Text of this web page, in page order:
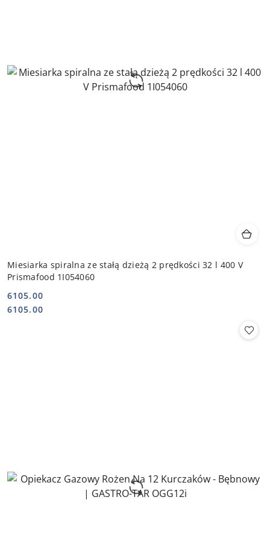
Miesiarka spiralna ze stałą dzieżą 2 prędkości 32 l 400 V
Prismafood 1I054060
Cena:
6105.00
Cena:
6105.00